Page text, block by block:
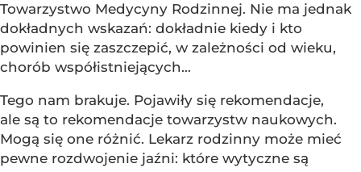
Towarzystwo Medycyny Rodzinnej. Nie ma jednak
dokładnych wskazań: dokładnie kiedy i kto
powinien się zaszczepić, w zależności od wieku,
chorób współistniejących…
Tego nam brakuje. Pojawiły się rekomendacje,
ale są to rekomendacje towarzystw naukowych.
Mogą się one różnić. Lekarz rodzinny może mieć
pewne rozdwojenie jaźni: które wytyczne są